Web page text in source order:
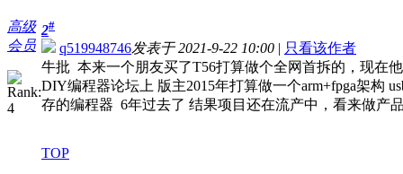
高级
会员
2#
q519948746发表于 2021-9-22 10:00 | 只看该作者
牛批 本来一个朋友买了T56打算做个全网首拆的，现在
DIY编程器论坛上 版主2015年打算做一个arm+fpga架构
存的编程器 6年过去了 结果项目还在流产中，看来做产
TOP